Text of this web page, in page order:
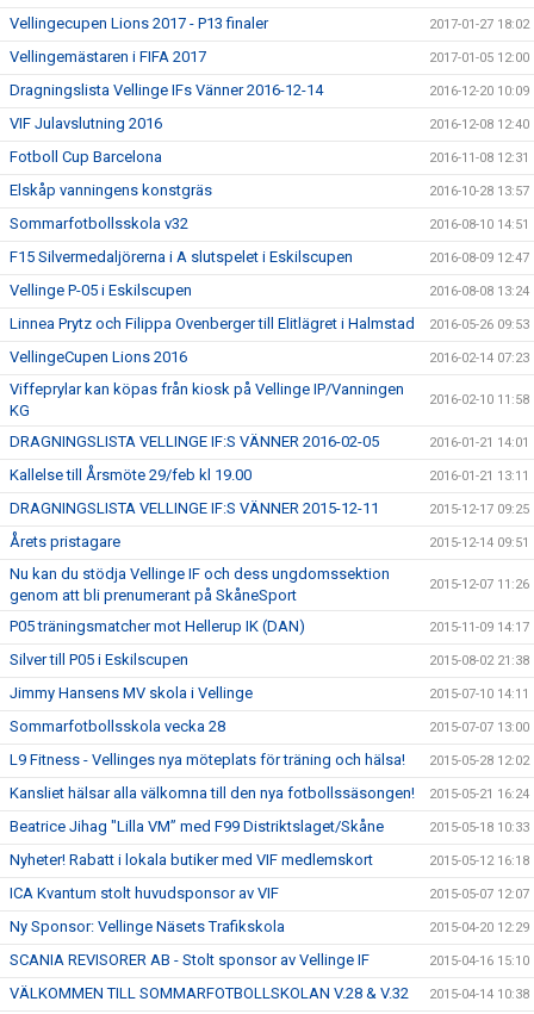
Vellingecupen Lions 2017 - P13 finaler 2017-01-27 18:02
Vellingemästaren i FIFA 2017 2017-01-05 12:00
Dragningslista Vellinge IFs Vänner 2016-12-14 2016-12-20 10:09
VIF Julavslutning 2016 2016-12-08 12:40
Fotboll Cup Barcelona 2016-11-08 12:31
Elskåp vanningens konstgräs 2016-10-28 13:57
Sommarfotbollsskola v32 2016-08-10 14:51
F15 Silvermedaljörerna i A slutspelet i Eskilscupen 2016-08-09 12:47
Vellinge P-05 i Eskilscupen 2016-08-08 13:24
Linnea Prytz och Filippa Ovenberger till Elitlägret i Halmstad 2016-05-26 09:53
VellingeCupen Lions 2016 2016-02-14 07:23
Viffeprylar kan köpas från kiosk på Vellinge IP/Vanningen
KG
2016-02-10 11:58
DRAGNINGSLISTA VELLINGE IF:S VÄNNER 2016-02-05 2016-01-21 14:01
Kallelse till Årsmöte 29/feb kl 19.00 2016-01-21 13:11
DRAGNINGSLISTA VELLINGE IF:S VÄNNER 2015-12-11 2015-12-17 09:25
Årets pristagare 2015-12-14 09:51
Nu kan du stödja Vellinge IF och dess ungdomssektion
genom att bli prenumerant på SkåneSport
2015-12-07 11:26
P05 träningsmatcher mot Hellerup IK (DAN) 2015-11-09 14:17
Silver till P05 i Eskilscupen 2015-08-02 21:38
Jimmy Hansens MV skola i Vellinge 2015-07-10 14:11
Sommarfotbollsskola vecka 28 2015-07-07 13:00
L9 Fitness - Vellinges nya möteplats för träning och hälsa! 2015-05-28 12:02
Kansliet hälsar alla välkomna till den nya fotbollssäsongen! 2015-05-21 16:24
Beatrice Jihag "Lilla VM” med F99 Distriktslaget/Skåne 2015-05-18 10:33
Nyheter! Rabatt i lokala butiker med VIF medlemskort 2015-05-12 16:18
ICA Kvantum stolt huvudsponsor av VIF 2015-05-07 12:07
Ny Sponsor: Vellinge Näsets Trafikskola 2015-04-20 12:29
SCANIA REVISORER AB - Stolt sponsor av Vellinge IF 2015-04-16 15:10
VÄLKOMMEN TILL SOMMARFOTBOLLSKOLAN V.28 & V.32 2015-04-14 10:38